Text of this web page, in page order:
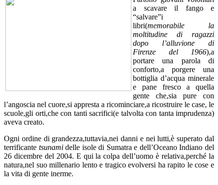
a scavare il fango e
“salvare”i
libri(memorabile la
moltitudine di ragazzi
dopo
l’alluvione di
Firenze del 1966),a
portare una parola di
conforto,a porgere una
bottiglia d’acqua minerale
e pane fresco a quella
gente che,sia pure con
l’angoscia nel cuore,si appresta a ricominciare,a ricostruire le case, le
scuole,gli orti,che con tanti sacrifici(e talvolta con tanta imprudenza)
aveva creato.
Ogni ordine di grandezza,tuttavia,nei danni e nei lutti,è superato dal
terrificante tsunamidelle isole di Sumatra e dell’Oceano Indiano del
26 dicembre del 2004. E qui la colpa dell’uomo è relativa,perché la
natura,nel suo millenario lento e tragico evolversi ha rapito le cose e
la vita di gente inerme.